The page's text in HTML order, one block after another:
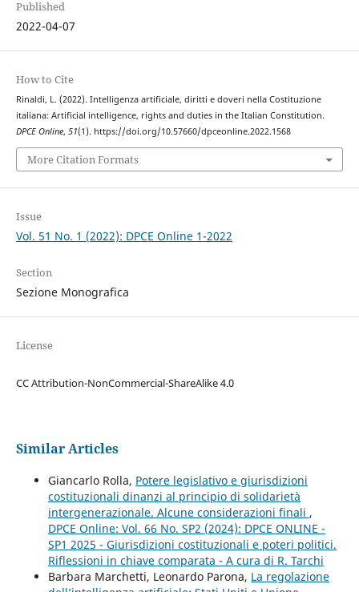
Published
2022-04-07
How to Cite
Rinaldi, L. (2022). Intelligenza artificiale, diritti e doveri nella Costituzione
italiana: Artificial intelligence, rights and duties in the Italian Constitution.
DPCE Online, 51(1). https://doi.org/10.57660/dpceonline.2022.1568
More Citation Formats
Issue
Vol. 51 No. 1 (2022): DPCE Online 1-2022
Section
Sezione Monografica
License
CC Attribution-NonCommercial-ShareAlike 4.0
Similar Articles
Giancarlo Rolla, Potere legislativo e giurisdizioni
costituzionali dinanzi al principio di solidarietà
intergenerazionale. Alcune considerazioni finali ,
DPCE Online: Vol. 66 No. SP2 (2024): DPCE ONLINE -
SP1 2025 - Giurisdizioni costituzionali e poteri politici.
Riflessioni in chiave comparata - A cura di R. Tarchi
Barbara Marchetti, Leonardo Parona, La regolazione